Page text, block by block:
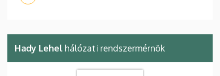
Hady Lehel hálózati rendszermérnök